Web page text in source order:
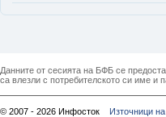
Данните от сесията на БФБ се
са влезли с потребителското си име и
© 2007 - 2026 Инфосток Източници